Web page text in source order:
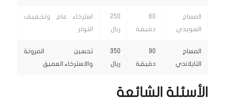
المساج
السويدي
60
دقيقة
250
ريال
استرخاء عام وتخفيف
التوتر
المساج
التايلاندي
90
دقيقة
350
ريال
تحسين المرونة
والاسترخاء العميق
الأسئلة الشائعة